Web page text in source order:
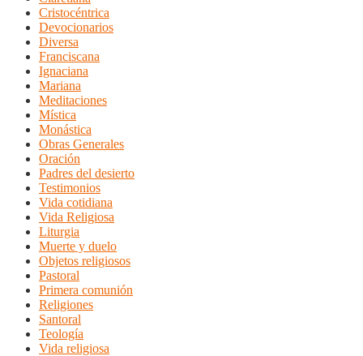
Cristocéntrica
Devocionarios
Diversa
Franciscana
Ignaciana
Mariana
Meditaciones
Mística
Monástica
Obras Generales
Oración
Padres del desierto
Testimonios
Vida cotidiana
Vida Religiosa
Liturgia
Muerte y duelo
Objetos religiosos
Pastoral
Primera comunión
Religiones
Santoral
Teología
Vida religiosa